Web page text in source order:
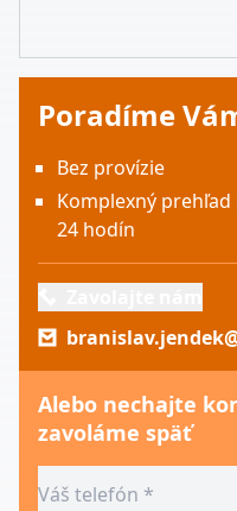
Poradíme
Bez provízie
Komplexný
24 hodín
Alebo nechajte
zavoláme späť